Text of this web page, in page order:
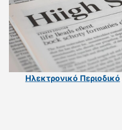
Ηλεκτρονικό Περιοδικό